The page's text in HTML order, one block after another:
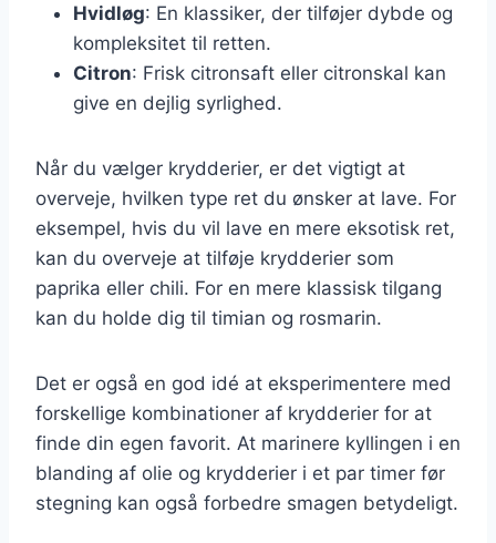
Hvidløg: En klassiker, der tilføjer dybde og
kompleksitet til retten.
Citron: Frisk citronsaft eller citronskal kan
give en dejlig syrlighed.
Når du vælger krydderier, er det vigtigt at
overveje, hvilken type ret du ønsker at lave. For
eksempel, hvis du vil lave en mere eksotisk ret,
kan du overveje at tilføje krydderier som
paprika eller chili. For en mere klassisk tilgang
kan du holde dig til timian og rosmarin.
Det er også en god idé at eksperimentere med
forskellige kombinationer af krydderier for at
finde din egen favorit. At marinere kyllingen i en
blanding af olie og krydderier i et par timer før
stegning kan også forbedre smagen betydeligt.